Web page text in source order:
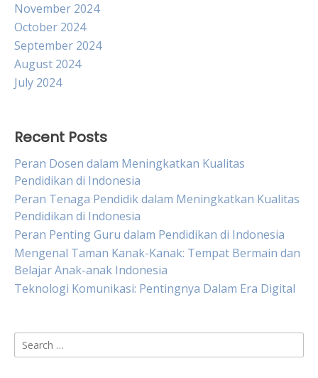
November 2024
October 2024
September 2024
August 2024
July 2024
Recent Posts
Peran Dosen dalam Meningkatkan Kualitas
Pendidikan di Indonesia
Peran Tenaga Pendidik dalam Meningkatkan Kualitas
Pendidikan di Indonesia
Peran Penting Guru dalam Pendidikan di Indonesia
Mengenal Taman Kanak-Kanak: Tempat Bermain dan
Belajar Anak-anak Indonesia
Teknologi Komunikasi: Pentingnya Dalam Era Digital
Search
for: